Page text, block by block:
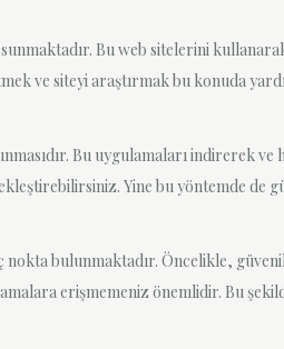
Bu web sitelerini kullanarak
ve siteyi araştırmak bu konuda
Bu uygulamaları indirerek ve
Yine bu yöntemde de
bulunmaktadır. Öncelikle,
erişmemeniz önemlidir. Bu